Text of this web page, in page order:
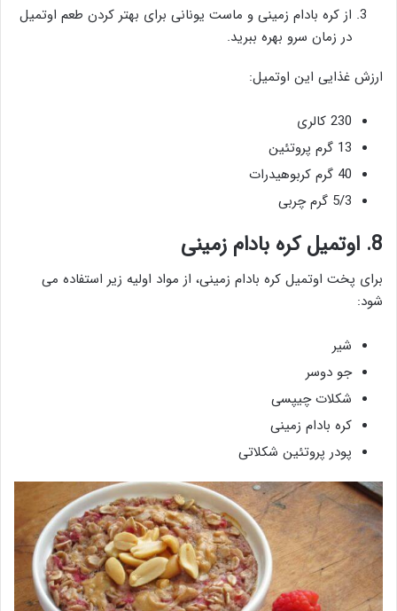
از کره بادام زمینی و ماست یونانی برای بهتر کردن طعم اوتمیل
در زمان سرو بهره ببرید.
ارزش غذایی این اوتمیل:
230 کالری
13 گرم پروتئین
40 گرم کربوهیدرات
5/3 گرم چربی
8. اوتمیل کره بادام زمینی
برای پخت اوتمیل کره بادام زمینی، از مواد اولیه زیر استفاده می
شود:
شیر
جو دوسر
شکلات چیپسی
کره بادام زمینی
پودر پروتئین شکلاتی